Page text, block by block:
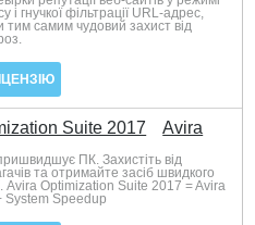
і гнучкої фільтрації URL-адрес,
тим самим чудовий захист від
Suite 2017 Avira
ПК. Захистіть від
та отримайте засіб швидкого
Optimization Suite 2017 = Avira
System Speedup